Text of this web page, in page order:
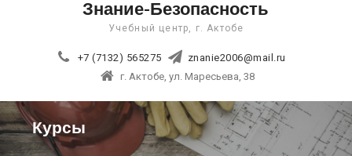
Знание-Безопасность
Учебный центр, г. Актобе
+7 (7132) 565275
znanie2006@mail.ru
г. Актобе, ул. Маресьева, 38
Курсы